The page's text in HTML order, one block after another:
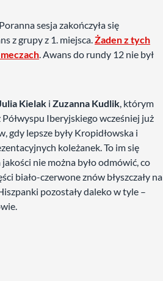
sesja zakończyła się
z grupy z 1. miejsca.Żaden z tych
. Awans do rundy 12 nie był
Kielak i Zuzanna Kudlik, którym
Półwyspu Iberyjskiego wcześniej już
gdy lepsze były Kropidłowska i
koleżanek. To im się
nie można było odmówić, co
biało-czerwone znów błyszczały na
pozostały daleko w tyle –